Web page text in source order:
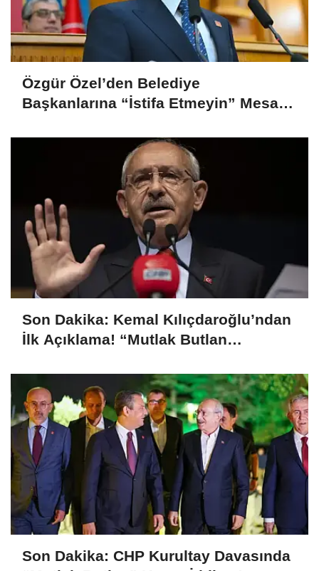
Özgür Özel’den Belediye
Başkanlarına “İstifa Etmeyin” Mesajı:
Son Dakika: Kemal Kılıçdaroğlu’ndan
İlk Açıklama! “Mutlak Butlan
Son Dakika: CHP Kurultay Davasında